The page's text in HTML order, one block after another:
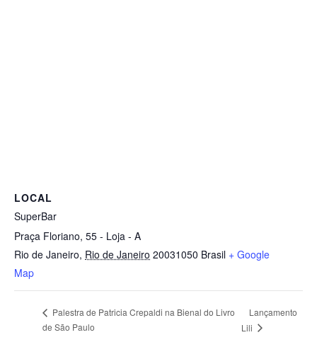
LOCAL
SuperBar
Praça Floriano, 55 - Loja - A
Rio de Janeiro, Rio de Janeiro 20031050 Brasil + Google
Map
Palestra de Patricia Crepaldi na Bienal do Livro
de São Paulo
Lançamento
Lili